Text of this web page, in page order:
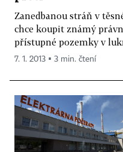
Zanedbanou stráň v
chce koupit známý
přístupné pozemky v
7. 1. 2013 ▪ 3 min. čtení